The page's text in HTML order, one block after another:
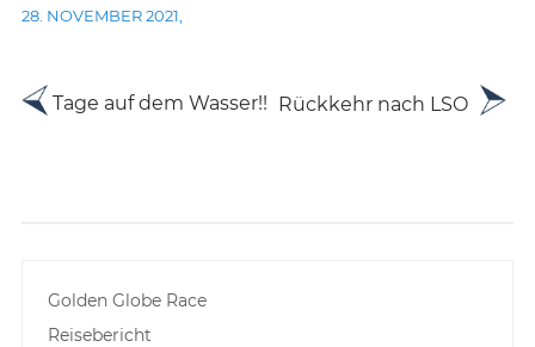
28. NOVEMBER 2021
Beitrags-
Older
posts
Tage auf dem Wasser!!
Newer
Rückkehr nach LSO
Golden Globe Race
Reisebericht